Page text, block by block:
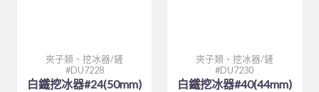
夾子類、挖冰器/鏟
DU7228
白鐵挖冰器#24(50mm)
夾子類、挖冰器/鏟
DU7230
白鐵挖冰器#40(44mm)